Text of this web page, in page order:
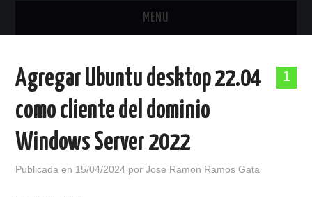
MENU
ACERCA DE
1
Agregar Ubuntu desktop 22.04
como cliente del dominio
Windows Server 2022
Publicada en 15/04/2024 porJose Ramon Ramos Gata